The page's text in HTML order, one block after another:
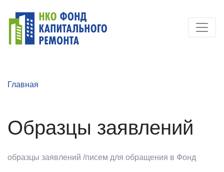
Главная
Образцы заявлений
образцы заявлений /писем для обращения в Фонд